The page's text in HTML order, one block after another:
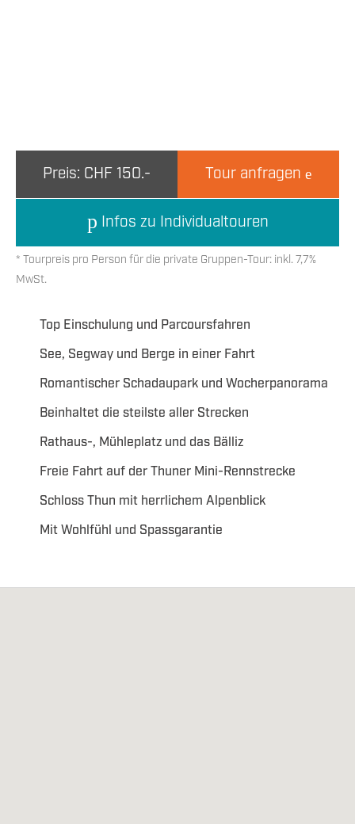
Preis: CHF 150.- Tour anfragen
Infos zu Individualtouren
* Tourpreis pro Person für die private Gruppen-Tour: inkl. 7,7%
MwSt.
Top Einschulung und Parcoursfahren
See, Segway und Berge in einer Fahrt
Romantischer Schadaupark und Wocherpanorama
Beinhaltet die steilste aller Strecken
Rathaus-, Mühleplatz und das Bälliz
Freie Fahrt auf der Thuner Mini-Rennstrecke
Schloss Thun mit herrlichem Alpenblick
Mit Wohlfühl und Spassgarantie